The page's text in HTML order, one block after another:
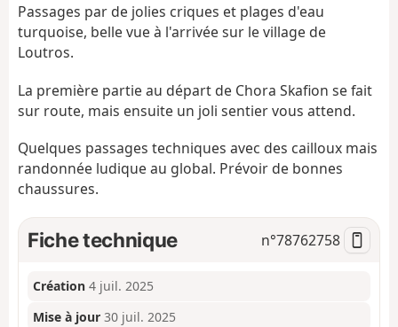
n
Passages par de jolies criques et plages d'eau
turquoise, belle vue à l'arrivée sur le village de
Loutros.
La première partie au départ de Chora Skafion se fait
sur route, mais ensuite un joli sentier vous attend.
Quelques passages techniques avec des cailloux mais
randonnée ludique au global. Prévoir de bonnes
chaussures.
Fiche technique n°78762758
Création 4 juil. 2025
Mise à jour 30 juil. 2025